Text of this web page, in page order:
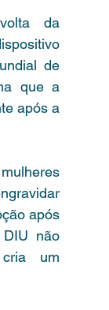
da
de
que a
após a
após
não
um